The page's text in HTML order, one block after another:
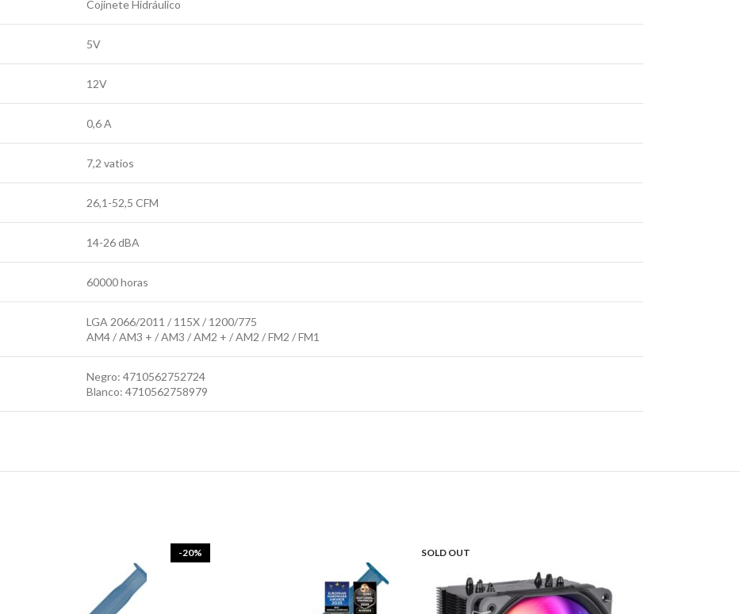
Cojinete Hidráulico
5V
12V
0,6 A
7,2 vatios
26,1-52,5 CFM
14-26 dBA
60000 horas
LGA 2066/2011 / 115X / 1200/775
AM4 / AM3 + / AM3 / AM2 + / AM2 / FM2 / FM1
Negro: 4710562752724
Blanco: 4710562758979
-20% SOLD OUT